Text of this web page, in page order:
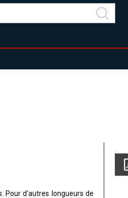
Pour d'autres longueurs de